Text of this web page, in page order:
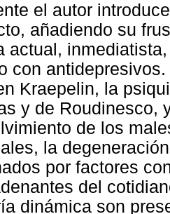
el autor
añadiendo su
actual,
con
Kraepelin, la
y de Roudinesco,
de los
la
por factores
del
dinámica son